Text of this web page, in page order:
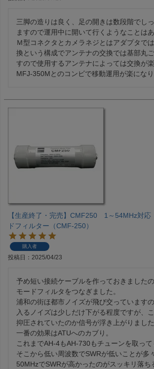
三脚の造りは良く、足の開きは数段階でし
ますので運用中に開いて行くようなことはあ
Ｍ型コネクタとカメラネジとはアダプタで
換という構成でアンテナの交換では基部丸
すので使用するアンテナによっては交換が楽
MFJ-350Mとのコンビで移動運用が楽になり
【生産終了・完売】CMF250 1～54MHz対
ドフィルター（CMF-250）
購入者
投稿日 2025/04/23
予め短い接続ケーブルを作っておきました
モードフィルタをつなぎました。
浦和の街ほ都市ノイズが飛び交っています
入るノイズは少しだけ下がる程度ですが、
抑圧されていたのか信号が浮き上がりました
一番の効果はATUへのカブり。
これまでAH-4もAH-730もチューンを取って
そこから低い周波数でSWRが低いことが多
50MHzでSWRが高かったのがスッキリ落ち